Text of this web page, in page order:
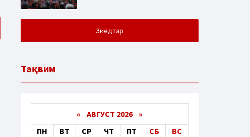
Зиёдтар
Тақвим
« АВГУСТ 2026 »
ПН
ВТ СР ЧТ ПТ СБ
ВС